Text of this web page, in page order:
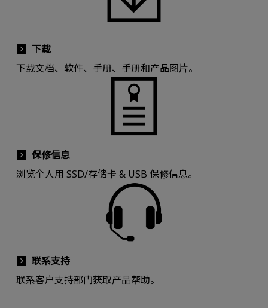
下载
下载文档、软件、手册、手册和产品图片。
保修信息
浏览个人用 SSD/存储卡 & USB 保修信息。
联系支持
联系客户支持部门获取产品帮助。